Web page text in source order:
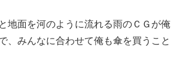
地面を河のように流れる雨のＣＧが俺
、みんなに合わせて俺も傘を買うこと